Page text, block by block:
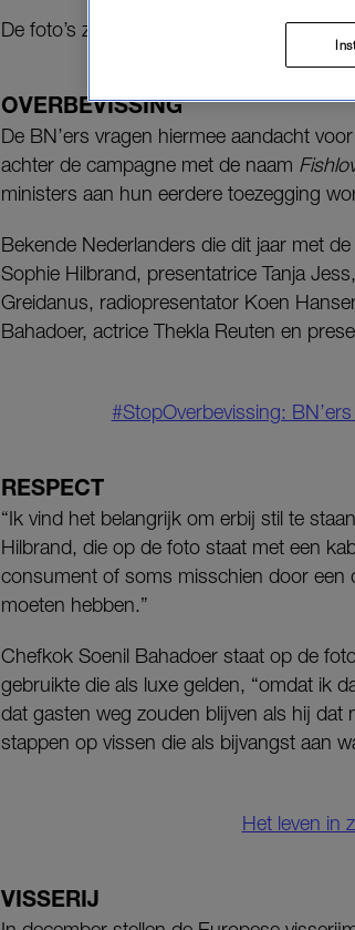
De foto’s zijn woensdag vrijgegeven.
OVERBEVISSING
De BN’ers vragen hiermee aandacht
achter de campagne met de naam
ministers aan hun eerdere toezegging
Bekende Nederlanders die dit jaar met
Sophie Hilbrand, presentatrice Tanja
Greidanus, radiopresentator Koen
Bahadoer, actrice Thekla Reuten en
#StopOverbevissing:
RESPECT
“Ik vind het belangrijk om erbij stil te
Hilbrand, die op de foto staat met een
consument of soms misschien door een
moeten hebben.”
Chefkok Soenil Bahadoer staat op de
gebruikte die als luxe gelden, “omdat ik
dat gasten weg zouden blijven als hij
stappen op vissen die als bijvangst aan
Het leven in
VISSERIJ